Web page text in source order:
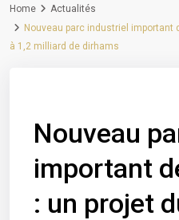
Home
Actualités
Nouveau parc industriel important
à 1,2 milliard de dirhams
Nouveau
important
: un projet